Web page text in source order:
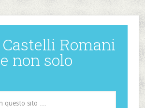
Romani
e non solo